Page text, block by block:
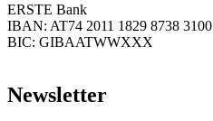
ERSTE Bank
IBAN: AT74 2011 1829 8738 3100
BIC: GIBAATWWXXX
Newsletter